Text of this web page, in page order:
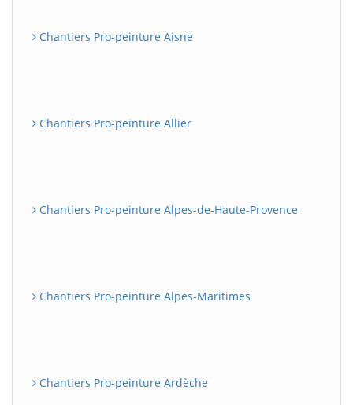
Chantiers Pro-peinture Aisne
Chantiers Pro-peinture Allier
Chantiers Pro-peinture Alpes-de-Haute-Provence
Chantiers Pro-peinture Alpes-Maritimes
Chantiers Pro-peinture Ardèche